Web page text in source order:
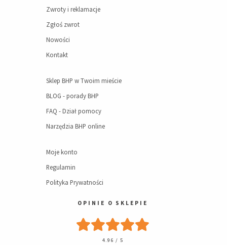
Zwroty i reklamacje
Zgłoś zwrot
Nowości
Kontakt
Sklep BHP w Twoim mieście
BLOG - porady BHP
FAQ - Dział pomocy
Narzędzia BHP online
Moje konto
Regulamin
Polityka Prywatności
OPINIE O SKLEPIE
4.96 / 5